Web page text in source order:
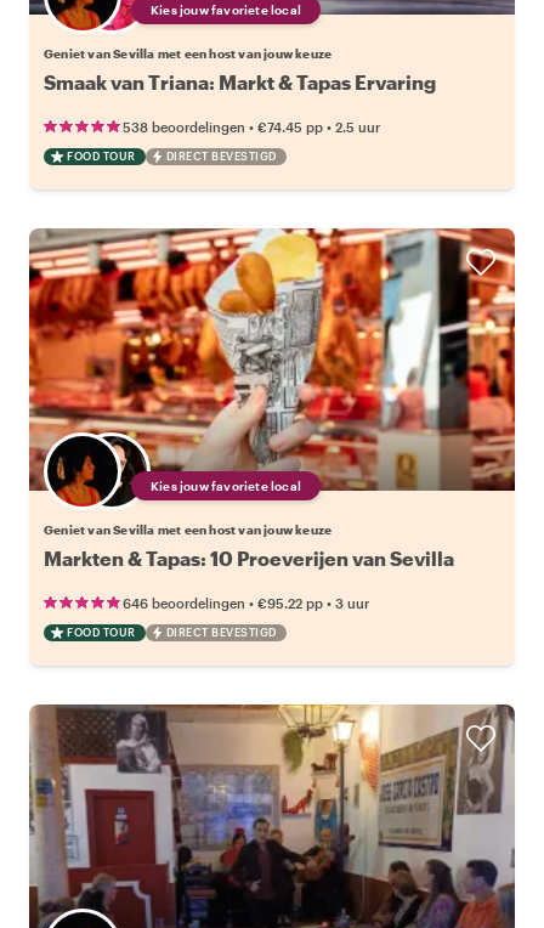
Kies jouw favoriete local
Geniet van Sevilla met een host van jouw keuze
Smaak van Triana: Markt & Tapas Ervaring
538 beoordelingen • €74.45 pp • 2.5 uur
FOOD TOUR DIRECT BEVESTIGD
Kies jouw favoriete local
Geniet van Sevilla met een host van jouw keuze
Markten & Tapas: 10 Proeverijen van Sevilla
646 beoordelingen • €95.22 pp • 3 uur
FOOD TOUR DIRECT BEVESTIGD